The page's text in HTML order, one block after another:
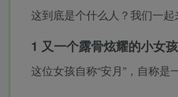
这到底是个什么人？我们一起
1 又一个露骨炫耀的小女孩
这位女孩自称“安月”，自称